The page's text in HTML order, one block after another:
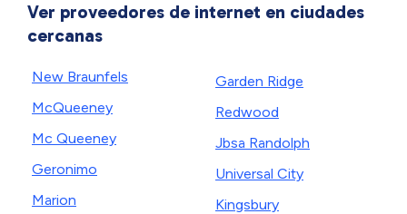
Ver proveedores de internet en ciudades
cercanas
New Braunfels
McQueeney
Mc Queeney
Geronimo
Marion
Garden Ridge
Redwood
Jbsa Randolph
Universal City
Kingsbury